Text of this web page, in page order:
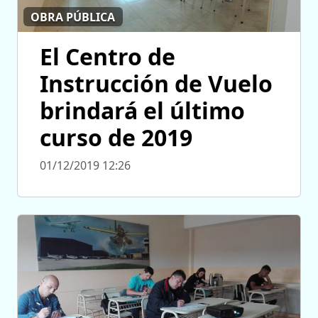
OBRA PÚBLICA
El Centro de
Instrucción de Vuelo
brindará el último
curso de 2019
01/12/2019 12:26